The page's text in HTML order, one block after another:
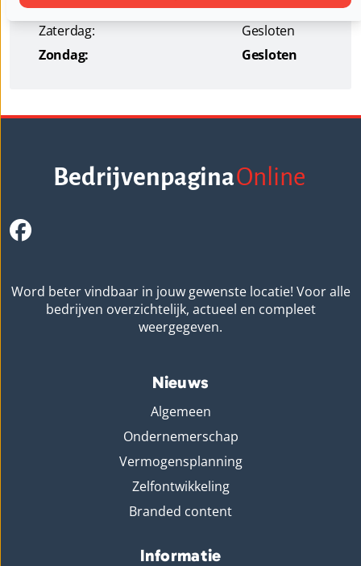
Vrijdag:
08:30 - 17:00
Zaterdag:
Gesloten
Zondag:
Gesloten
BedrijvenpaginaOnline
Word beter vindbaar in jouw gewenste locatie! Voor alle
bedrijven overzichtelijk, actueel en compleet
weergegeven.
Nieuws
Algemeen
Ondernemerschap
Vermogensplanning
Zelfontwikkeling
Branded content
Informatie